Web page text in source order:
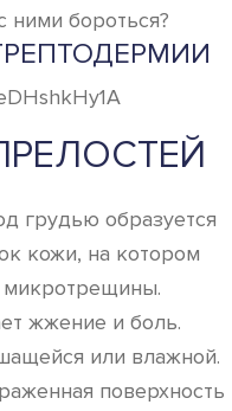
ними бороться?
грудью образуется
кожи, на котором
микротрещины.
жжение и боль.
или влажной.
поверхность